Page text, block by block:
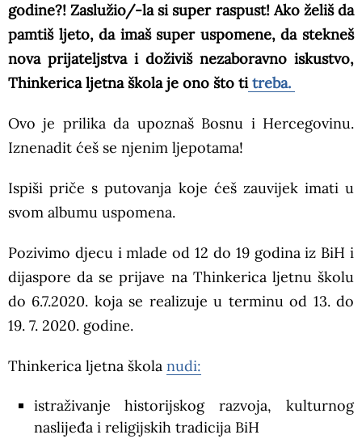
godine?! Zaslužio/-la si super raspust! Ako želiš da
pamtiš ljeto, da imaš super uspomene, da stekneš
nova prijateljstva i doživiš nezaboravno iskustvo,
Thinkerica ljetna škola je ono što titreba.
Ovo je prilika da upoznaš Bosnu i Hercegovinu.
Iznenadit ćeš se njenim ljepotama!
Ispiši priče s putovanja koje ćeš zauvijek imati u
svom albumu uspomena.
Pozivimo djecu i mlade od 12 do 19 godina iz BiH i
dijaspore da se prijave na Thinkerica ljetnu školu
do 6.7.2020. koja se realizuje u terminu od 13. do
19. 7. 2020. godine.
Thinkerica ljetna škola nudi:
istraživanje historijskog razvoja, kulturnog
naslijeđa i religijskih tradicija BiH